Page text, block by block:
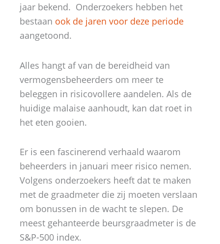
jaar bekend. Onderzoekers hebben het
bestaan ook de jaren voor deze periode
aangetoond.
Alles hangt af van de bereidheid van
vermogensbeheerders om meer te
beleggen in risicovollere aandelen. Als de
huidige malaise aanhoudt, kan dat roet in
het eten gooien.
Er is een fascinerend verhaald waarom
beheerders in januari meer risico nemen.
Volgens onderzoekers heeft dat te maken
met de graadmeter die zij moeten verslaan
om bonussen in de wacht te slepen. De
meest gehanteerde beursgraadmeter is de
S&P-500 index.